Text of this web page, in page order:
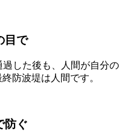
目で
した後も、人間が自分の
防波堤は人間です。
防ぐ